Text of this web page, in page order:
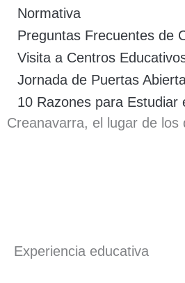
Normativa
Preguntas Frecuentes de
Visita a Centros
Jornada de Puertas
10 Razones para Estudiar
Creanavarra, el lugar de los
Experiencia educativa